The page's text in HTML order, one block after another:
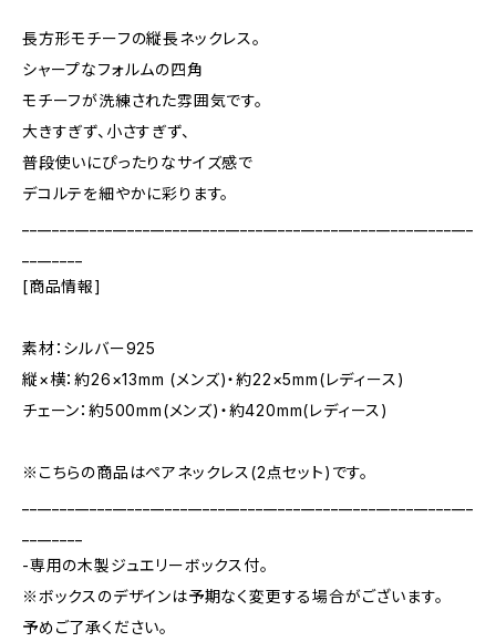
長方形モチーフの縦長ネックレス。
シャープなフォルムの四角
モチーフが洗練された雰囲気です。
大きすぎず、小さすぎず、
普段使いにぴったりなサイズ感で
デコルテを細やかに彩ります。
[商品情報]
素材：シルバー925
縦×横：約26×13mm (メンズ)・約22×5mm(レディース)
チェーン：約500mm(メンズ)・約420mm(レディース)
※こちらの商品はペアネックレス(2点セット)です。
-専用の木製ジュエリーボックス付。
※ボックスのデザインは予期なく変更する場合がございます。
予めご了承ください。